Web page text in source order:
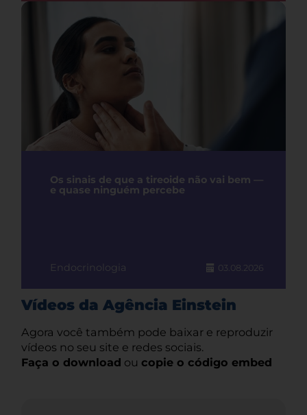
Os sinais de que a tireoide não vai bem —
e quase ninguém percebe
Endocrinologia 03.08.2026
Vídeos da Agência Einstein
Agora você também pode baixar e reproduzir
vídeos no seu site e redes sociais.
Faça o download ou copie o código embed